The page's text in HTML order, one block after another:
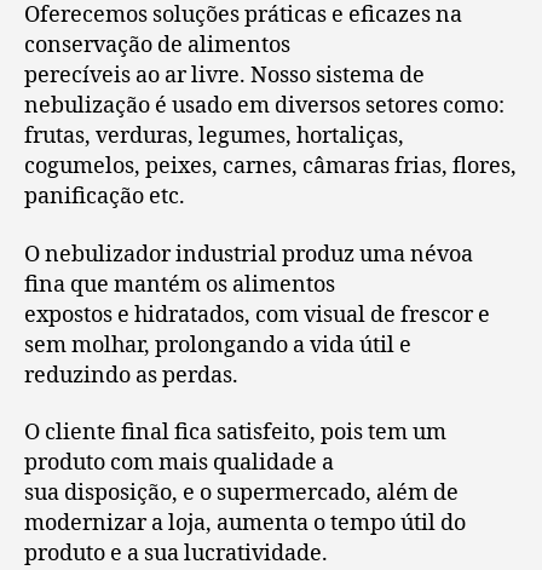
Oferecemos soluções práticas e eficazes na
conservação de alimentos
perecíveis ao ar livre. Nosso sistema de
nebulização é usado em diversos setores como:
frutas, verduras, legumes, hortaliças,
cogumelos, peixes, carnes, câmaras frias, flores,
panificação etc.
O nebulizador industrial produz uma névoa
fina que mantém os alimentos
expostos e hidratados, com visual de frescor e
sem molhar, prolongando a vida útil e
reduzindo as perdas.
O cliente final fica satisfeito, pois tem um
produto com mais qualidade a
sua disposição, e o supermercado, além de
modernizar a loja, aumenta o tempo útil do
produto e a sua lucratividade.